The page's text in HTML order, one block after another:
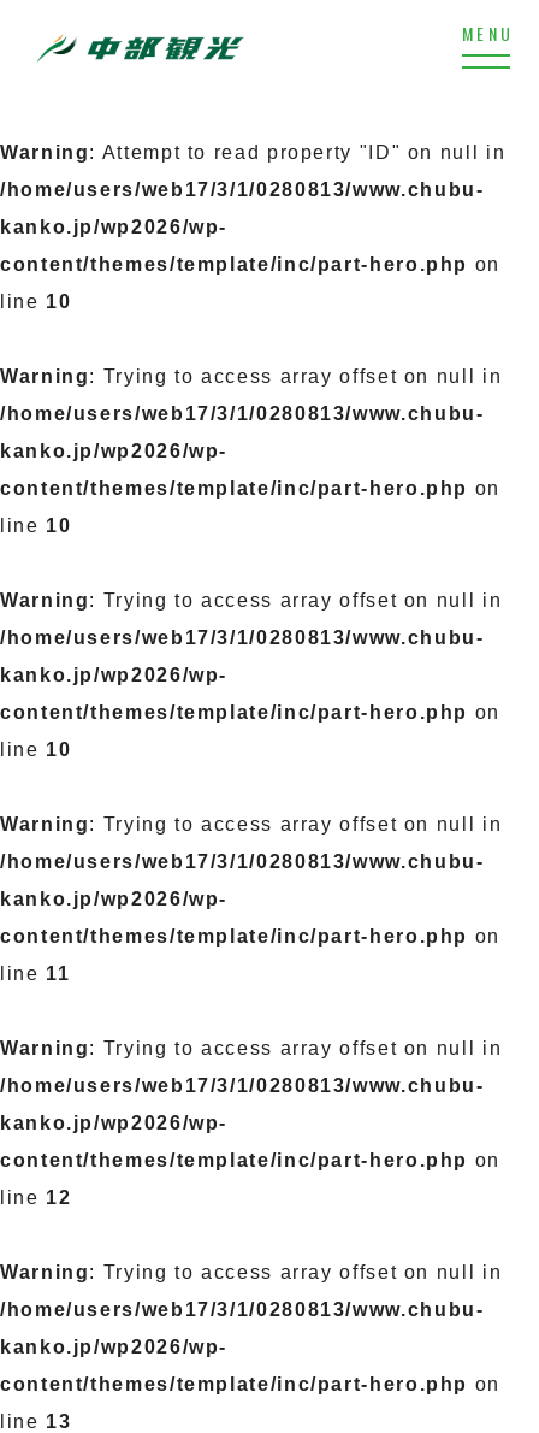
Warning: Attempt to read property "ID" on null in
/home/users/web17/3/1/0280813/www.chubu-
kanko.jp/wp2026/wp-
content/themes/template/inc/part-hero.php on
line 10
Warning: Trying to access array offset on null in
/home/users/web17/3/1/0280813/www.chubu-
kanko.jp/wp2026/wp-
content/themes/template/inc/part-hero.php on
line 10
Warning: Trying to access array offset on null in
/home/users/web17/3/1/0280813/www.chubu-
kanko.jp/wp2026/wp-
content/themes/template/inc/part-hero.php on
line 10
Warning: Trying to access array offset on null in
/home/users/web17/3/1/0280813/www.chubu-
kanko.jp/wp2026/wp-
content/themes/template/inc/part-hero.php on
line 11
Warning: Trying to access array offset on null in
/home/users/web17/3/1/0280813/www.chubu-
kanko.jp/wp2026/wp-
content/themes/template/inc/part-hero.php on
line 12
Warning: Trying to access array offset on null in
/home/users/web17/3/1/0280813/www.chubu-
kanko.jp/wp2026/wp-
content/themes/template/inc/part-hero.php on
line 13